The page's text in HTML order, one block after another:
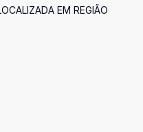
EM REGIÃO